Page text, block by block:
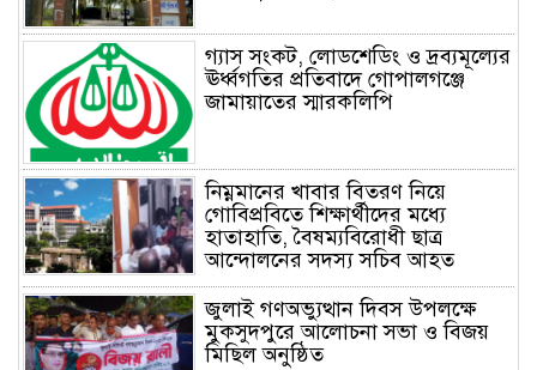
গ্যাস সংকট, লোডশেডিং ও দ্রব্যমূল্যের
ঊর্ধ্বগতির প্রতিবাদে গোপালগঞ্জে
জামায়াতের স্মারকলিপি
নিম্নমানের খাবার বিতরণ নিয়ে
গোবিপ্রবিতে শিক্ষার্থীদের মধ্যে
হাতাহাতি, বৈষম্যবিরোধী ছাত্র
আন্দোলনের সদস্য সচিব আহত
জুলাই গণঅভ্যুত্থান দিবস উপলক্ষে
মুকসুদপুরে আলোচনা সভা ও বিজয়
মিছিল অনুষ্ঠিত